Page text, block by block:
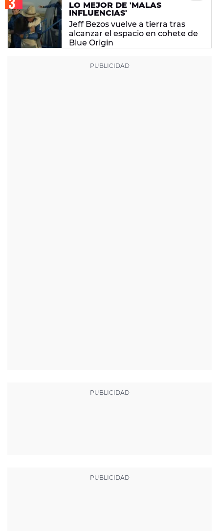
LO MEJOR DE 'MALAS
INFLUENCIAS'
Jeff Bezos vuelve a tierra tras
alcanzar el espacio en cohete de
Blue Origin